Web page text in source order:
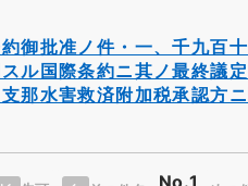
御批准ノ件・一、千九百
ル国際条約ニ其ノ最終議
那水害救済附加税承認方
No.1